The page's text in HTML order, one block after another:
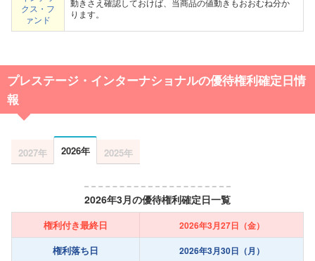
クス・フ
ァンド
動きさえ確認しておけば、当商品の値動きもおおむね分か
ります。
プレステージ・インターナショナルの優待権利確定日情
報
2027年 2026年 2025年
2026年3月の優待権利確定日一覧
権利付き最終日 2026年3月27日（金）
権利落ち日 2026年3月30日（月）